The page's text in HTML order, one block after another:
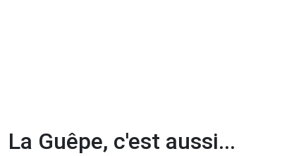
La Guêpe, c'est aussi...